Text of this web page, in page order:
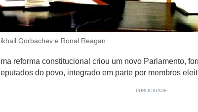
Gorbachev e Ronal Reagan
reforma constitucional criou um novo Parlamento,
do povo, integrado em parte por membros